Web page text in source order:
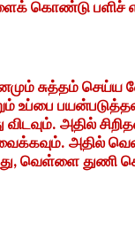
கொண்டு பளிச்
சுத்தம்
உப்பை
அதில்
வைக்கவும். அதில்
, வெள்ளை துணி